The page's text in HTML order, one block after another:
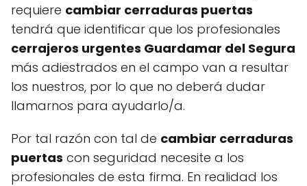
requiere cambiar cerraduras puertas
tendrá que identificar que los profesionales
cerrajeros urgentes Guardamar del Segura
más adiestrados en el campo van a resultar
los nuestros, por lo que no deberá dudar
llamarnos para ayudarlo/a.
Por tal razón con tal de cambiar cerraduras
puertas con seguridad necesite a los
profesionales de esta firma. En realidad los